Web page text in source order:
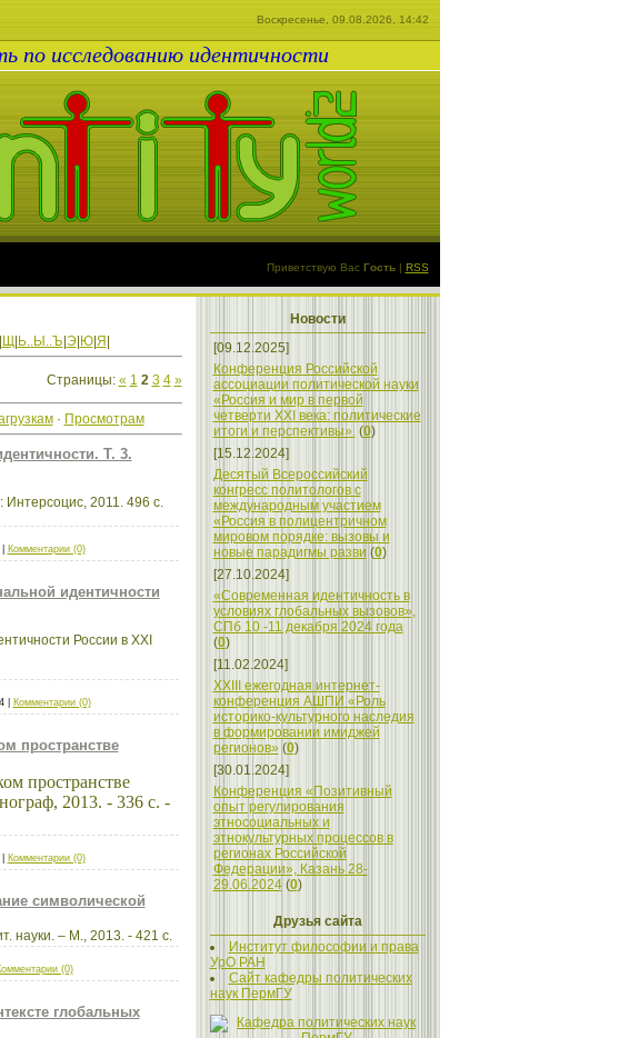
Воскресенье, 09.08.2026, 14:42
по исследованию идентичности
Приветствую Вас Гость| RSS
Щ| Ь..Ы..Ъ Э| Ю| Я
Страницы: « 1 2 3 4 »
· Просмотрам
Т. 3.
2011. 496 с.
Комментарии (0)
идентичности
России в XXI
Комментарии (0)
пространстве
пространстве
2013. - 336 с. -
Комментарии (0)
символической
науки. – М., 2013. - 421 с.
(0)
глобальных
Новости
[09.12.2025]
Конференция Российской
ассоциации политической науки
«Россия и мир в первой
четверти XXI века: политические
итоги и перспективы». (0)
[15.12.2024]
Десятый Всероссийский
конгресс политологов с
международным участием
«Россия в полицентричном
мировом порядке: вызовы и
новые парадигмы разви (0)
[27.10.2024]
«Современная идентичность в
условиях глобальных вызовов»,
СПб 10 -11 декабря 2024 года
(0)
[11.02.2024]
XXIII ежегодная интернет-
конференция АШПИ «Роль
историко-культурного наследия
в формировании имиджей
регионов» (0)
[30.01.2024]
Конференция «Позитивный
опыт регулирования
этносоциальных и
этнокультурных процессов в
регионах Российской
Федерации», Казань 28-
29.06.2024 (0)
Друзья сайта
Институт философии и права
УрО РАН
Сайт кафедры политических
наук ПермГУ